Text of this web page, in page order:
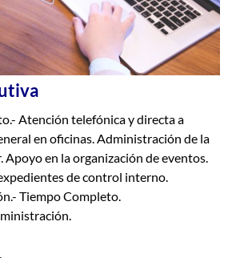
Atención telefónica y directa a
en oficinas. Administración de la
Apoyo en la organización de eventos.
de control interno.
Tiempo Completo.